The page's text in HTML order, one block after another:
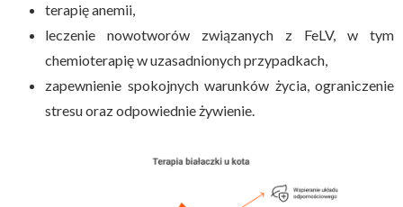
terapię anemii,
leczenie nowotworów związanych z FeLV, w tym
chemioterapię w uzasadnionych przypadkach,
zapewnienie spokojnych warunków życia, ograniczenie
stresu oraz odpowiednie żywienie.